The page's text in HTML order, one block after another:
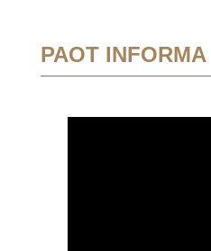
PAOT INFORMA